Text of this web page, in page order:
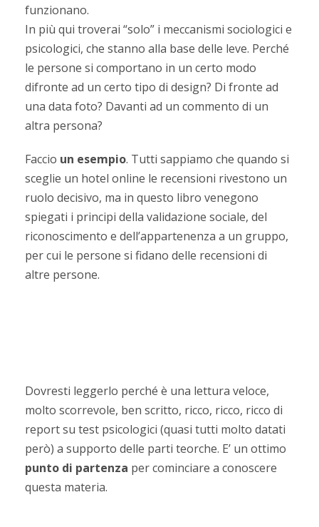
funzionano.
In più qui troverai “solo” i meccanismi sociologici e
psicologici, che stanno alla base delle leve. Perché
le persone si comportano in un certo modo
difronte ad un certo tipo di design? Di fronte ad
una data foto? Davanti ad un commento di un
altra persona?
Faccio un esempio. Tutti sappiamo che quando si
sceglie un hotel online le recensioni rivestono un
ruolo decisivo, ma in questo libro venegono
spiegati i principi della validazione sociale, del
riconoscimento e dell’appartenenza a un gruppo,
per cui le persone si fidano delle recensioni di
altre persone.
Dovresti leggerlo perché è una lettura veloce,
molto scorrevole, ben scritto, ricco, ricco, ricco di
report su test psicologici (quasi tutti molto datati
però) a supporto delle parti teorche. E’ un ottimo
punto di partenza per cominciare a conoscere
questa materia.